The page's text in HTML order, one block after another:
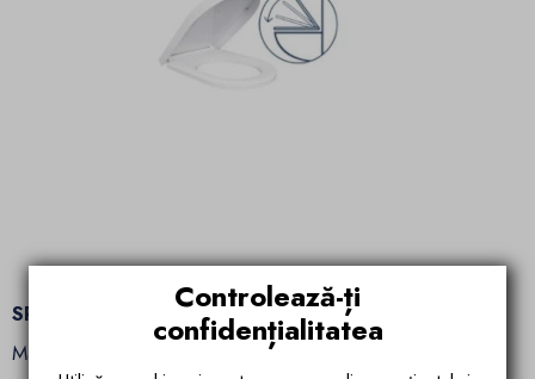
SPECIFICATII TEHNICE:
Material: ceramica sanitara
Controlează-ți
confidențialitatea